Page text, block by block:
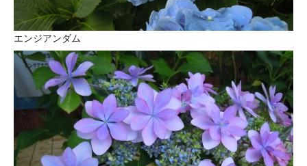
エンジアンダム